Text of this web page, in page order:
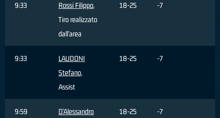
9:33 Rossi Filippo,
Tiro realizzato
dall'area
18-25 -7
9:33
LAUDONI
Stefano,
Assist
18-25 -7
9:59
D'Alessandro
18-25 -7